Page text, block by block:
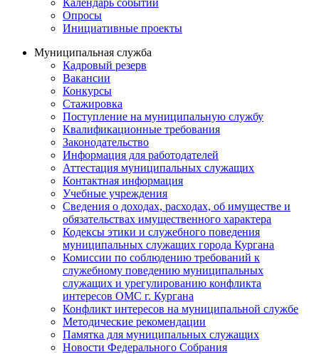
Опросы
Инициативные проекты
Муниципальная служба
Кадровый резерв
Вакансии
Конкурсы
Стажировка
Поступление на муниципальную службу
Квалификационные требования
Законодательство
Информация для работодателей
Аттестация муниципальных служащих
Контактная информация
Учебные учреждения
Сведения о доходах, расходах, об имуществе и
обязательствах имущественного характера
Кодексы этики и служебного поведения
муниципальных служащих города Кургана
Комиссии по соблюдению требований к
служебному поведению муниципальных
служащих и урегулированию конфликта
интересов ОМС г. Кургана
Конфликт интересов на муниципальной службе
Методические рекомендации
Памятка для муниципальных служащих
Новости Федерального Cобрания